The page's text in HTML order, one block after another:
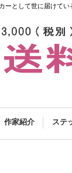
ーとして世に届けて
作家紹介 ステ